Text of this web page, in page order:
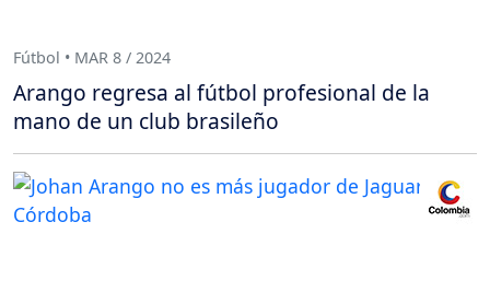
Fútbol • MAR 8 / 2024
Arango regresa al fútbol profesional de la
mano de un club brasileño